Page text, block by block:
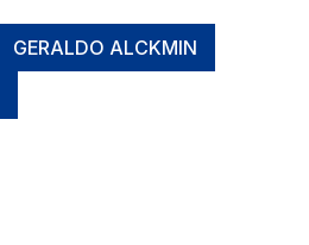
GERALDO ALCKMIN